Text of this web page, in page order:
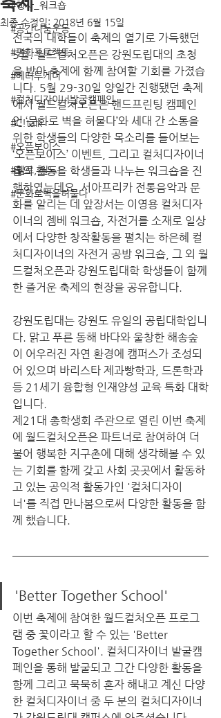
#행사_워크숍
#공간나눔운동
#평화프로젝트
#베터투게더
#컬처디자이너발굴캠페인
#C!talk
#오픈보이스
#헬로, 월드!
#문화로벽을허물다
최종 수정일: 2018년 6월 15일
전국의 대학들이 축제의 열기로 가득했던
5월. 월드컬처오픈은 강원도립대의 초청
을 받아 축제에 함께 참여할 기회를 가졌습
니다. 5월 29-30일 양일간 진행됐던 축제
에서 월드컬처오픈은 핸드프린팅 캠페인
인 ‘문화로 벽을 허물다’와 세대 간 소통을
위한 학생들의 다양한 목소리를 들어보는
‘오픈보이스’ 이벤트, 그리고 컬처디자이너
들의 활동을 학생들과 나누는 워크숍을 진
행하였는데요. 서아프리카 전통음악과 문
화를 알리는 데 앞장서는 이영용 컬처디자
이너의 젬베 워크숍, 자전거를 소재로 일상
에서 다양한 창작활동을 펼치는 하은혜 컬
처디자이너의 자전거 공방 워크숍, 그 외 월
드컬처오픈과 강원도립대학 학생들이 함께
한 즐거운 축제의 현장을 공유합니다.
강원도립대는 강원도 유일의 공립대학입니
다. 맑고 푸른 동해 바다와 울창한 해송숲
이 어우러진 자연 환경에 캠퍼스가 조성되
어 있으며 바리스타 제과빵학과, 드론학과
등 21세기 융합형 인재양성 교육 특화 대학
입니다.
제21대 총학생회 주관으로 열린 이번 축제
에 월드컬처오픈은 파트너로 참여하여 더
불어 행복한 지구촌에 대해 생각해볼 수 있
는 기회를 함께 갖고 사회 곳곳에서 활동하
고 있는 공익적 활동가인 '컬처디자이
너'를 직접 만나봄으로써 다양한 활동을 함
께 했습니다.
'Better Together School'
이번 축제에 참여한 월드컬처오픈 프로그
램 중 꽃이라고 할 수 있는 'Better
Together School'. 컬처디자이너 발굴캠
페인을 통해 발굴되고 그간 다양한 활동을
함께 그리고 묵묵히 혼자 해내고 계신 다양
한 컬처디자이너 중 두 분의 컬처디자이너